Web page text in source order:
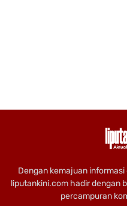
Dengan kemajuan
liputankini.com hadir dengan
percampuran